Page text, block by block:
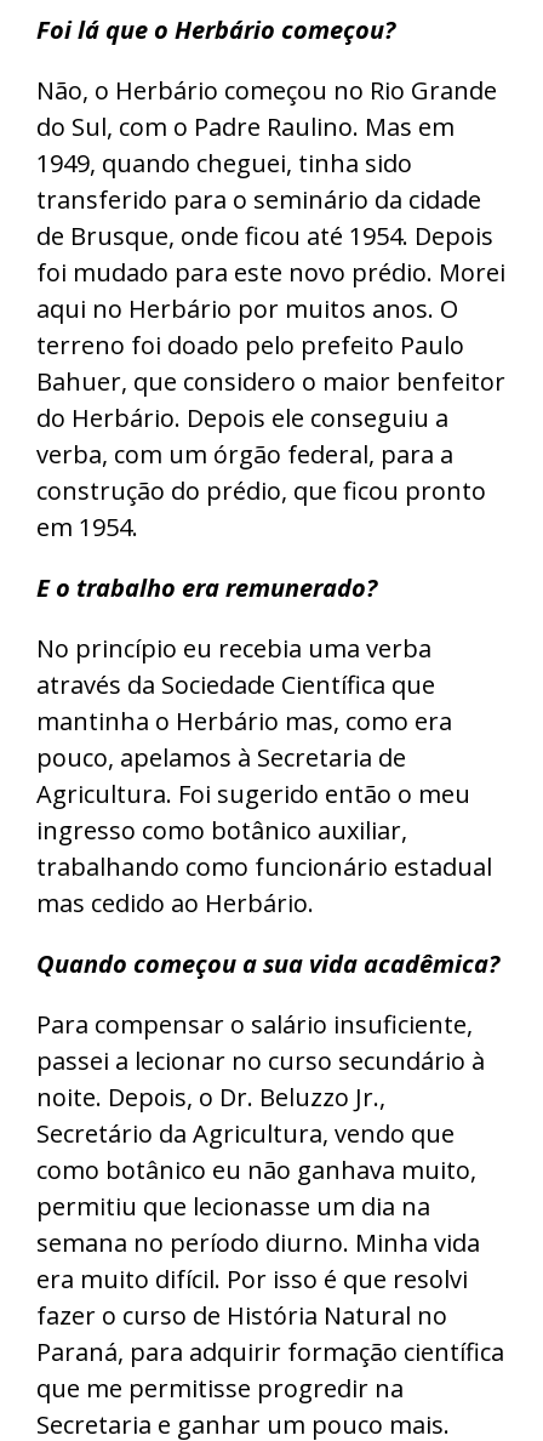
Foi lá que o Herbário começou?
Não, o Herbário começou no Rio Grande
do Sul, com o Padre Raulino. Mas em
1949, quando cheguei, tinha sido
transferido para o seminário da cidade
de Brusque, onde ficou até 1954. Depois
foi mudado para este novo prédio. Morei
aqui no Herbário por muitos anos. O
terreno foi doado pelo prefeito Paulo
Bahuer, que considero o maior benfeitor
do Herbário. Depois ele conseguiu a
verba, com um órgão federal, para a
construção do prédio, que ficou pronto
em 1954.
E o trabalho era remunerado?
No princípio eu recebia uma verba
através da Sociedade Científica que
mantinha o Herbário mas, como era
pouco, apelamos à Secretaria de
Agricultura. Foi sugerido então o meu
ingresso como botânico auxiliar,
trabalhando como funcionário estadual
mas cedido ao Herbário.
Quando começou a sua vida acadêmica?
Para compensar o salário insuficiente,
passei a lecionar no curso secundário à
noite. Depois, o Dr. Beluzzo Jr.,
Secretário da Agricultura, vendo que
como botânico eu não ganhava muito,
permitiu que lecionasse um dia na
semana no período diurno. Minha vida
era muito difícil. Por isso é que resolvi
fazer o curso de História Natural no
Paraná, para adquirir formação científica
que me permitisse progredir na
Secretaria e ganhar um pouco mais.